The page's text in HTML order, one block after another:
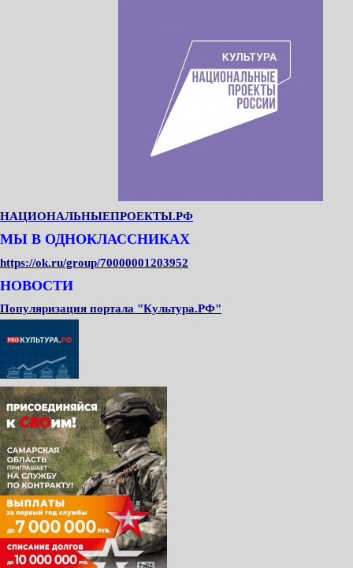
НАЦИОНАЛЬНЫЕПРОЕКТЫ.РФ
МЫ В ОДНОКЛАССНИКАХ
https://ok.ru/group/70000001203952
НОВОСТИ
Популяризация портала "Культура.РФ"